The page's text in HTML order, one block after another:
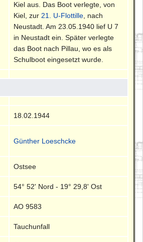
Kiel aus. Das Boot verlegte, von
Kiel, zur 21. U-Flottille , nach
Neustadt. Am 23.05.1940 lief U 7
in Neustadt ein. Später verlegte
das Boot nach Pillau, wo es als
Schulboot eingesetzt wurde.
18.02.1944
Günther Loeschcke
Ostsee
54° 52' Nord - 19° 29,8' Ost
AO 9583
Tauchunfall